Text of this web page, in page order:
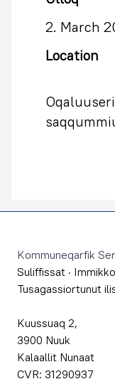
2. March
Location
Kommuneqarfik
Suliffissat ·
Tusagassiortunut
Kuussuaq 2,
3900 Nuuk
Kalaallit Nunaat
CVR: 31290937